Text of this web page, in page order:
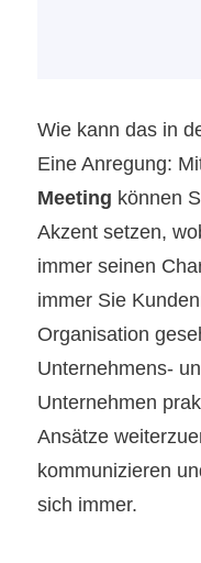
Wie kann das in
Eine Anregung:
Meeting können
Akzent setzen,
immer seinen
immer Sie
Organisation
Unternehmens-
Unternehmen
Ansätze
kommunizieren
sich immer.